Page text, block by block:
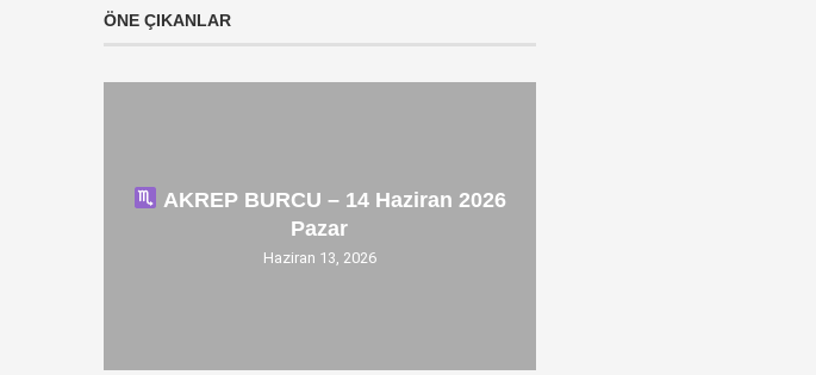
ÖNE ÇIKANLAR
AKREP BURCU – 14 Haziran 2026
Pazar
Haziran 13, 2026